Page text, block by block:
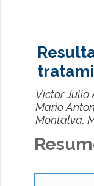
Victor Julio
Mario
Montalva,